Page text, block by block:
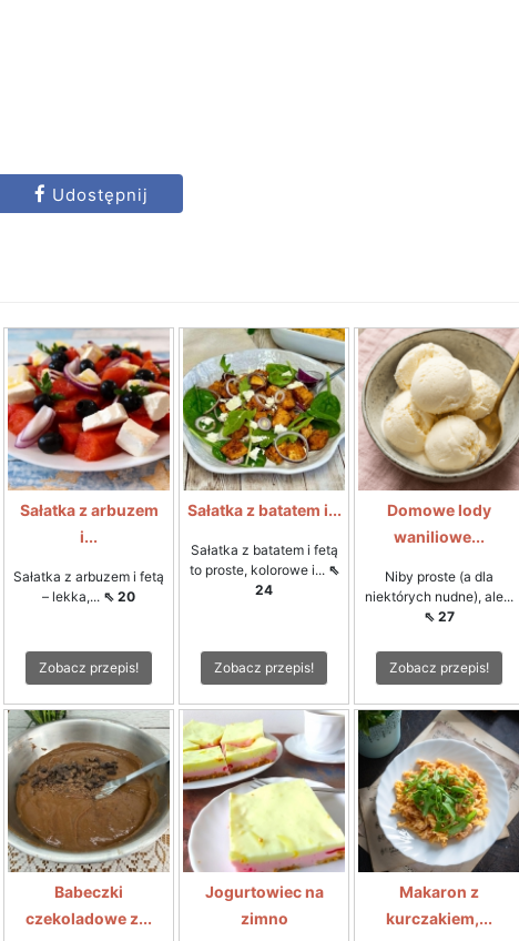
Udostępnij
Sałatka z arbuzem
i...
Sałatka z arbuzem i fetą
– lekka,... ⇖ 20
Zobacz przepis!
Sałatka z batatem i...
Sałatka z batatem i fetą
to proste, kolorowe i... ⇖
24
Zobacz przepis!
Domowe lody
waniliowe...
Niby proste (a dla
niektórych nudne), ale...
⇖ 27
Zobacz przepis!
Babeczki
czekoladowe z...
Jogurtowiec na
zimno
Makaron z
kurczakiem,...